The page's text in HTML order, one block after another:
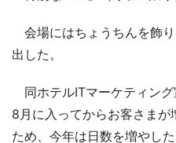
会場にはちょうちんを飾
出した。
同ホテルITマーケティン
8月に入ってからお客さまが
ため、今年は日数を増やし